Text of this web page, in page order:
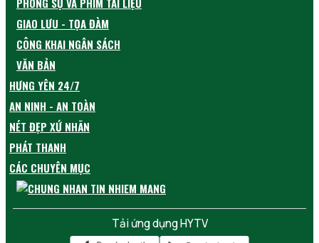
GIAO LƯU - TỌA ĐÀM
CÔNG KHAI NGÂN SÁCH
VĂN BẢN
HƯNG YÊN 24/7
AN NINH - AN TOÀN
NÉT ĐẸP XỨ NHÃN
PHÁT THANH
CÁC CHUYÊN MỤC
Tải ứng dụng HYTV